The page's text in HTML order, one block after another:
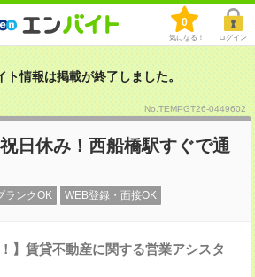
0
気になる！ ログイン
ト情報は掲載が終了しました。
No.TEMPGT26-0449602
日休み！西船橋駅すぐで通
ランクOK WEB登録・面接OK
】賃貸不動産に関する営業アシスタ